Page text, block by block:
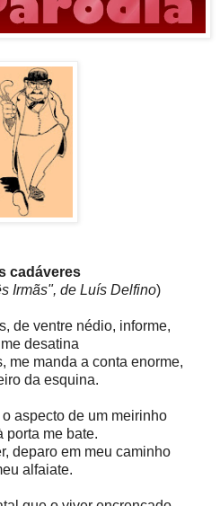
cadáveres
Irmãs", de Luís Delfino)
de ventre nédio, informe,
desatina
me manda a conta enorme,
da esquina.
aspecto de um meirinho
porta me bate.
deparo em meu caminho
alfaiate.